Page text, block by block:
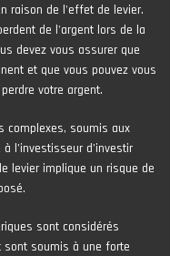
raison de l'effet de levier.
de l'argent lors de la
devez vous assurer que
et que vous pouvez vous
votre argent.
complexes, soumis aux
l’investisseur d’investir
levier implique un risque de
sont considérés
soumis à une forte